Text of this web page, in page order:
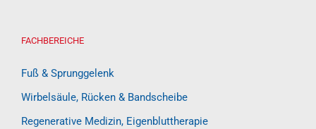
FACHBEREICHE
Fuß & Sprunggelenk
Wirbelsäule, Rücken & Bandscheibe
Regenerative Medizin, Eigenbluttherapie